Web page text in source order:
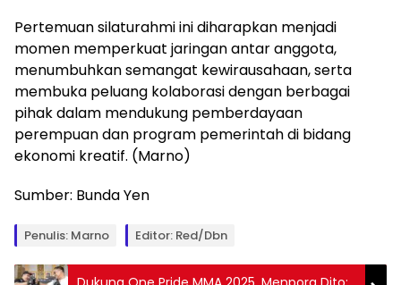
Pertemuan silaturahmi ini diharapkan menjadi
momen memperkuat jaringan antar anggota,
menumbuhkan semangat kewirausahaan, serta
membuka peluang kolaborasi dengan berbagai
pihak dalam mendukung pemberdayaan
perempuan dan program pemerintah di bidang
ekonomi kreatif. (Marno)
Sumber: Bunda Yen
Penulis: Marno Editor: Red/Dbn